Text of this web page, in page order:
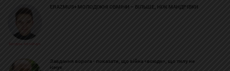
Богдан Козійчук
ERAZMUS+ МОЛОДІЖНІ ОБМІНИ – БІЛЬШЕ, НІЖ МАНДРІВКИ
Завдання ворога - показати, що війна «всюди», що тилу не
існує